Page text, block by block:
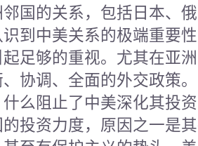
邻国的关系，包括日本、
到中美关系的极端重要
起足够的重视。尤其在亚
协调、全面的外交政策。
阻止了中美深化其投资
的投资力度，原因之一是